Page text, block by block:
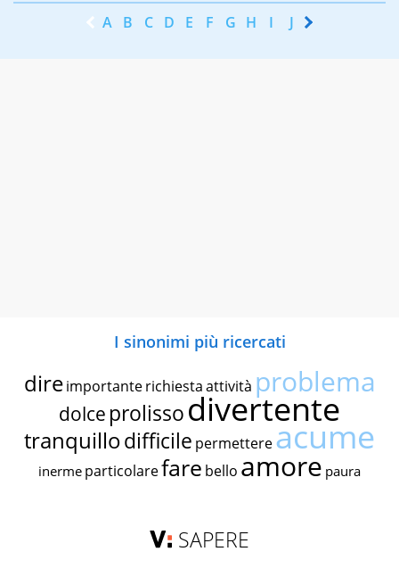
A B C D E F G H I J K
I sinonimi più ricercati
dire importante richiestaattività problema
dolce prolissodivertente
tranquillodifficile permettereacume
inerme particolarefare bello amore paura
SAPERE